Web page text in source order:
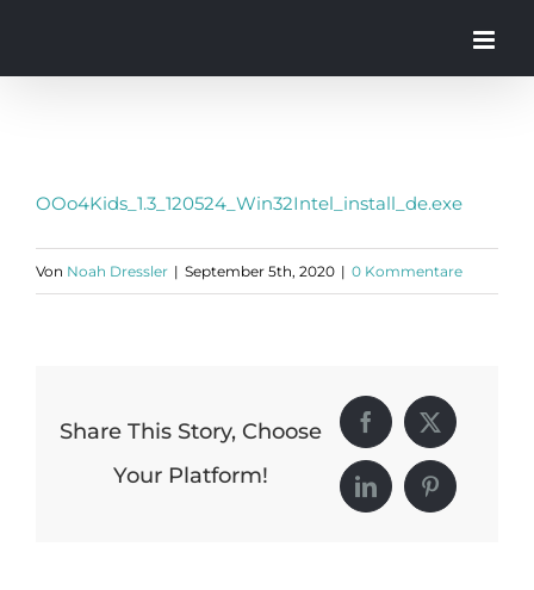
OOo4Kids_1.3_120524_Win32Intel_install_de.exe
Von Noah Dressler | September 5th, 2020 | 0 Kommentare
Share This Story, Choose
Your Platform!
Facebook
X
LinkedInPinterest